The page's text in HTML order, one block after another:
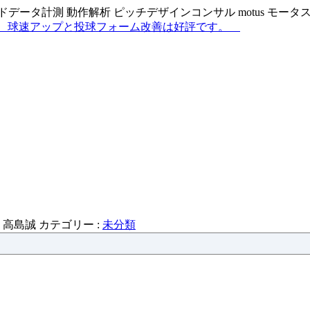
ータ計測 動作解析 ピッチデザインコンサル motus モー
高島誠 カテゴリー : 未分類